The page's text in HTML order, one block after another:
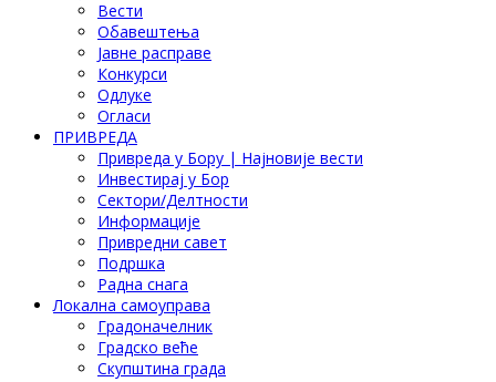
Вести
Обавештења
Јавне расправе
Конкурси
Одлуке
Огласи
ПРИВРЕДА
Привреда у Бору | Најновије вести
Инвестирај у Бор
Сектори/Делтности
Информације
Привредни савет
Подршка
Радна снага
Локална самоуправа
Градоначелник
Градско веће
Скупштина града